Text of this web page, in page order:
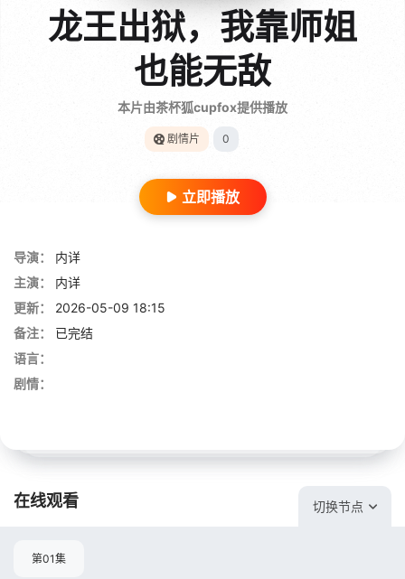
龙王出狱，我靠师姐
也能无敌
本片由茶杯狐cupfox提供播放
剧情片 0
立即播放
导演：
内详
主演：
内详
更新：
2026-05-09 18:15
备注：
已完结
语言：
剧情：
在线观看 切换节点
第01集